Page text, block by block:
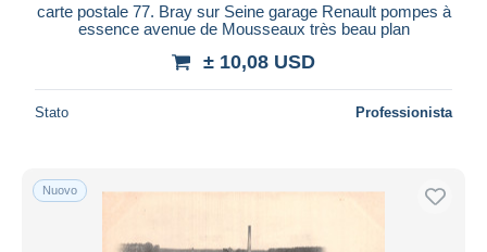
carte postale 77. Bray sur Seine garage Renault pompes à
essence avenue de Mousseaux très beau plan
± 10,08 USD
Stato Professionista
Nuovo